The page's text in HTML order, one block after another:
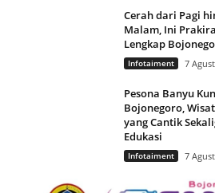
Cerah dari Pagi
Malam, Ini
Lengkap
Infotaiment 7
Pesona Banyu
Bojonegoro,
yang Cantik
Edukasi
Infotaiment 7